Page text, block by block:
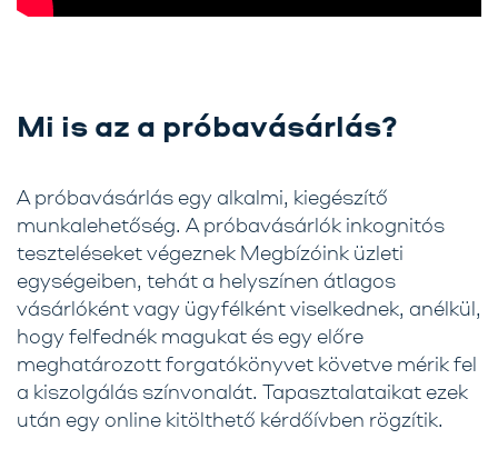
Mi is az a próbavásárlás?
A próbavásárlás egy alkalmi, kiegészítő
munkalehetőség. A próbavásárlók inkognitós
teszteléseket végeznek Megbízóink üzleti
egységeiben, tehát a helyszínen átlagos
vásárlóként vagy ügyfélként viselkednek, anélkül,
hogy felfednék magukat és egy előre
meghatározott forgatókönyvet követve mérik fel
a kiszolgálás színvonalát. Tapasztalataikat ezek
után egy online kitölthető kérdőívben rögzítik.